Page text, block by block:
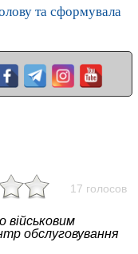
та сформувала
17 голосов
військовим
обслуговування